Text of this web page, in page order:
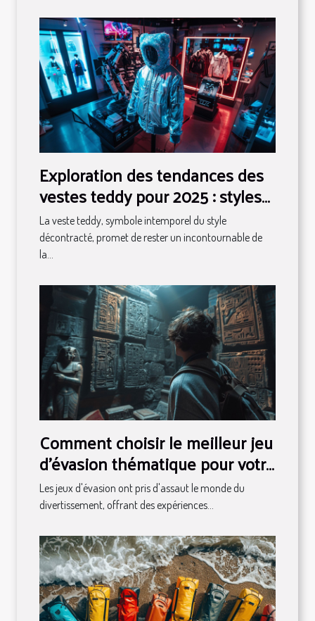
Exploration des tendances des
vestes teddy pour 2025 : styles
et conseils
La veste teddy, symbole intemporel du style
décontracté, promet de rester un incontournable de
la...
Comment choisir le meilleur jeu
d'évasion thématique pour votre
prochaine aventure
Les jeux d'évasion ont pris d'assaut le monde du
divertissement, offrant des expériences...